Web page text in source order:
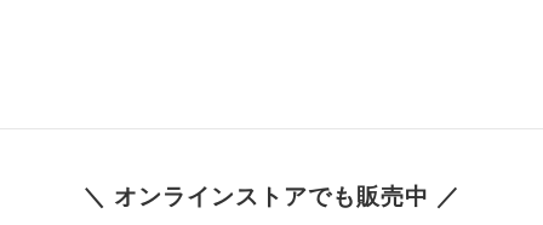
＼ オンラインストアでも販売中 ／